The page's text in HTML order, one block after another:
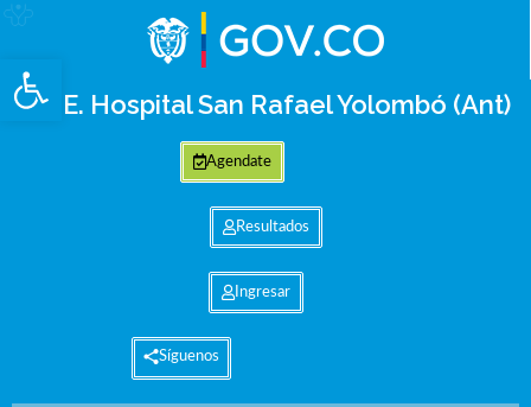
Abrir barra de herramientas
E.S.E. Hospital San Rafael Yolombó (Ant)
Agendate
Resultados
Ingresar
Síguenos